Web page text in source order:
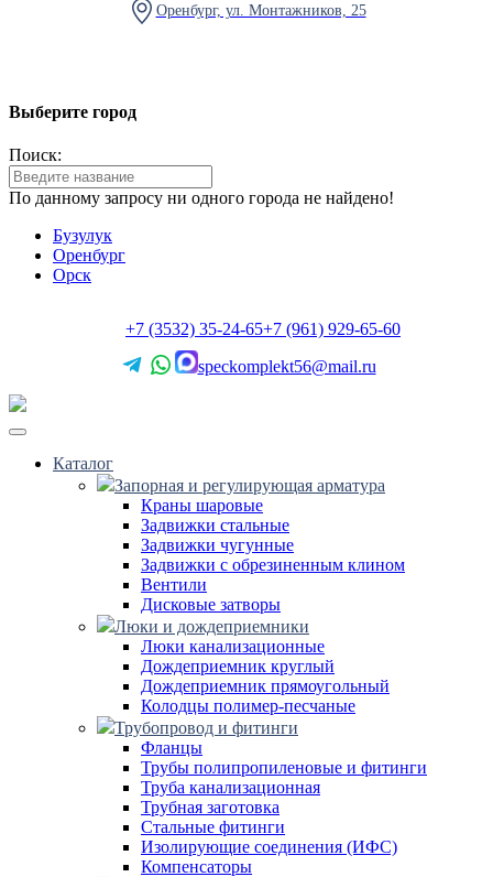
Оренбург, ул. Монтажников, 25
Выберите город
Поиск:
По данному запросу ни одного города не найдено!
Бузулук
Оренбург
Орск
+7 (3532) 35-24-65+7 (961) 929-65-60
speckomplekt56@mail.ru
Каталог
Запорная и регулирующая арматура
Краны шаровые
Задвижки стальные
Задвижки чугунные
Задвижки с обрезиненным клином
Вентили
Дисковые затворы
Люки и дождеприемники
Люки канализационные
Дождеприемник круглый
Дождеприемник прямоугольный
Колодцы полимер-песчаные
Трубопровод и фитинги
Фланцы
Трубы полипропиленовые и фитинги
Труба канализационная
Трубная заготовка
Стальные фитинги
Изолирующие соединения (ИФС)
Компенсаторы